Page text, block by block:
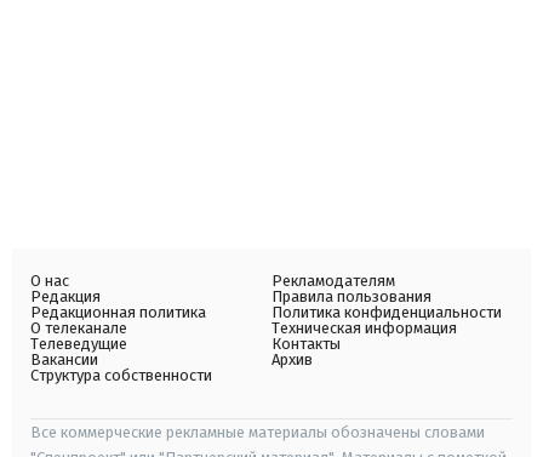
О нас
Редакция
Редакционная политика
О телеканале
Телеведущие
Вакансии
Структура собственности
Рекламодателям
Правила пользования
Политика конфиденциальности
Техническая информация
Контакты
Архив
Все коммерческие рекламные материалы обозначены словами